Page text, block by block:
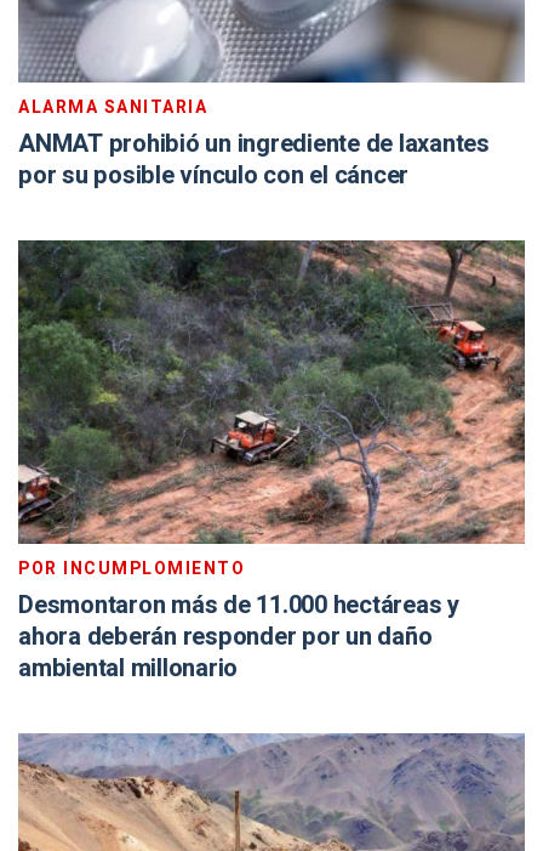
ALARMA SANITARIA
ANMAT prohibió un ingrediente de laxantes
por su posible vínculo con el cáncer
POR INCUMPLOMIENTO
Desmontaron más de 11.000 hectáreas y
ahora deberán responder por un daño
ambiental millonario